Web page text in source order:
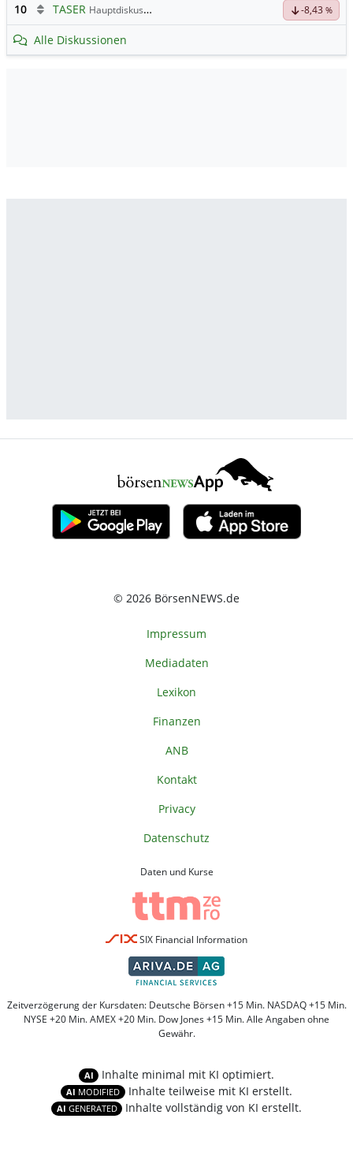
10 TASER Hauptdiskussion -8,43 %
Alle Diskussionen
© 2026 BörsenNEWS.de
Impressum
Mediadaten
Lexikon
Finanzen
ANB
Kontakt
Privacy
Datenschutz
Daten und Kurse
SIX Financial Information
Zeitverzögerung der Kursdaten: Deutsche Börsen +15 Min. NASDAQ +15 Min.
NYSE +20 Min. AMEX +20 Min. Dow Jones +15 Min. Alle Angaben ohne
Gewähr.
AI Inhalte minimal mit KI optimiert.
AI MODIFIED Inhalte teilweise mit KI erstellt.
AI GENERATED Inhalte vollständig von KI erstellt.